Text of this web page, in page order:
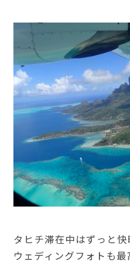
タヒチ滞在中はずっと快
ウェディングフォトも